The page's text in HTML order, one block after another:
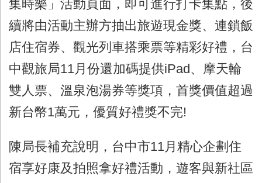
集時樂」活動頁面，即可進行打卡集點，後
續將由活動主辦方抽出旅遊現金獎、連鎖飯
店住宿券、觀光列車搭乘票等精彩好禮，台
中觀旅局11月份還加碼提供iPad、摩天輪
雙人票、溫泉泡湯券等獎項，首獎價值超過
新台幣1萬元，優質好禮獎不完!
陳局長補充說明，台中市11月精心企劃住
宿享好康及拍照拿好禮活動，遊客與新社區